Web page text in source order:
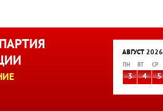
АВГУСТ 2026
ПН ВТ СР
3 4 5